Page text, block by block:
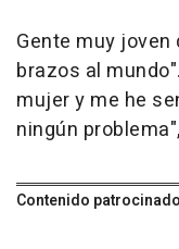
Gente muy joven
brazos al
mujer y me he
ningún
Contenido patrocinado